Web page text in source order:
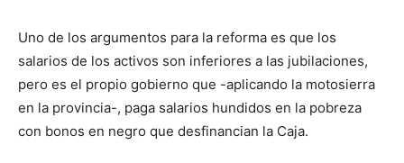
Uno de los argumentos para la reforma es que los
salarios de los activos son inferiores a las jubilaciones,
pero es el propio gobierno que -aplicando la motosierra
en la provincia-, paga salarios hundidos en la pobreza
con bonos en negro que desfinancian la Caja.